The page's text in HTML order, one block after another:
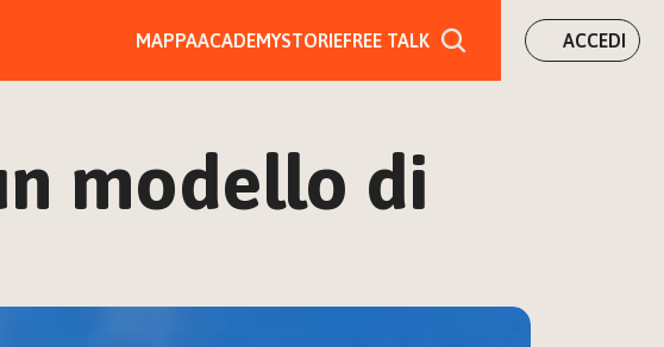
MAPPAACADEMYSTORIEFREE TALK ACCEDI
modello di